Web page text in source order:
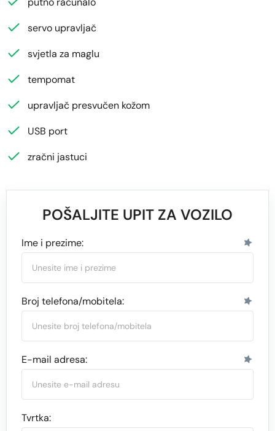
servo upravljač
svjetla za maglu
tempomat
upravljač presvučen kožom
USB port
zračni jastuci
POŠALJITE UPIT ZA VOZILO
Ime i prezime:
Broj telefona/mobitela:
E-mail adresa:
Tvrtka: